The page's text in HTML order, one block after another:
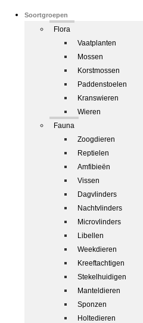
Soortgroepen
Flora
Vaatplanten
Mossen
Korstmossen
Paddenstoelen
Kranswieren
Wieren
Fauna
Zoogdieren
Reptielen
Amfibieën
Vissen
Dagvlinders
Nachtvlinders
Microvlinders
Libellen
Weekdieren
Kreeftachtigen
Stekelhuidigen
Manteldieren
Sponzen
Holtedieren